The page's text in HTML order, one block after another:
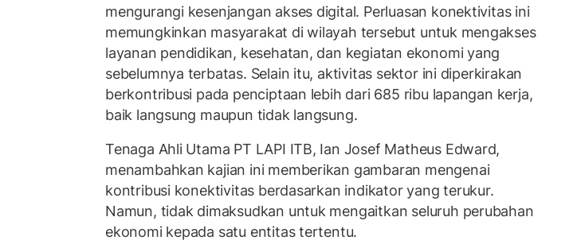
mengurangi kesenjangan akses digital. Perluasan konektivitas ini
memungkinkan masyarakat di wilayah tersebut untuk mengakses
layanan pendidikan, kesehatan, dan kegiatan ekonomi yang
sebelumnya terbatas. Selain itu, aktivitas sektor ini diperkirakan
berkontribusi pada penciptaan lebih dari 685 ribu lapangan kerja,
baik langsung maupun tidak langsung.
Tenaga Ahli Utama PT LAPI ITB, Ian Josef Matheus Edward,
menambahkan kajian ini memberikan gambaran mengenai
kontribusi konektivitas berdasarkan indikator yang terukur.
Namun, tidak dimaksudkan untuk mengaitkan seluruh perubahan
ekonomi kepada satu entitas tertentu.